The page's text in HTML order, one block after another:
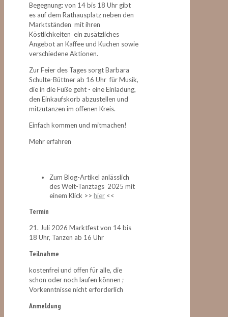
Begegnung: von 14 bis 18 Uhr gibt
es auf dem Rathausplatz neben den
Marktständen mit ihren
Köstlichkeiten ein zusätzliches
Angebot an Kaffee und Kuchen sowie
verschiedene Aktionen.
Zur Feier des Tages sorgt Barbara
Schulte-Büttner ab 16 Uhr für Musik,
die in die Füße geht - eine Einladung,
den Einkaufskorb abzustellen und
mitzutanzen im offenen Kreis.
Einfach kommen und mitmachen!
Mehr erfahren
Zum Blog-Artikel anlässlich
des Welt-Tanztags 2025 mit
einem Klick >> hier <<
Termin
21. Juli 2026 Marktfest von 14 bis
18 Uhr, Tanzen ab 16 Uhr
Teilnahme
kostenfrei und offen für alle, die
schon oder noch laufen können ;
Vorkenntnisse nicht erforderlich
Anmeldung